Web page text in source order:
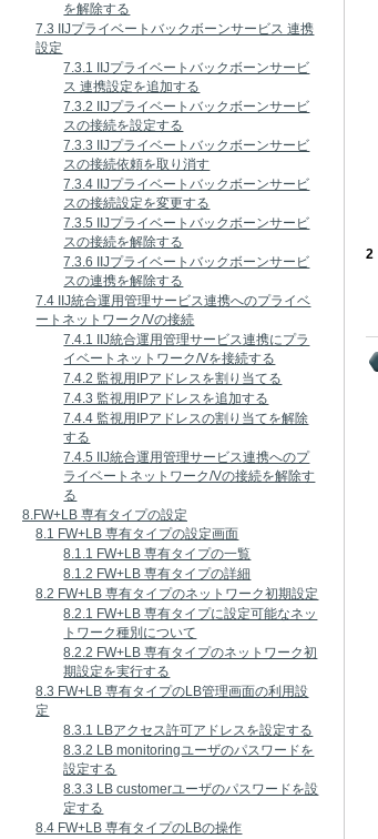
を解除する
7.3 IIJプライベートバックボーンサービス 連携
設定
7.3.1 IIJプライベートバックボーンサービ
ス 連携設定を追加する
7.3.2 IIJプライベートバックボーンサービ
スの接続を設定する
7.3.3 IIJプライベートバックボーンサービ
スの接続依頼を取り消す
7.3.4 IIJプライベートバックボーンサービ
スの接続設定を変更する
7.3.5 IIJプライベートバックボーンサービ
スの接続を解除する
7.3.6 IIJプライベートバックボーンサービ
スの連携を解除する
7.4 IIJ統合運用管理サービス連携へのプライベ
ートネットワーク/Vの接続
7.4.1 IIJ統合運用管理サービス連携にプラ
イベートネットワーク/Vを接続する
7.4.2 監視用IPアドレスを割り当てる
7.4.3 監視用IPアドレスを追加する
7.4.4 監視用IPアドレスの割り当てを解除
する
7.4.5 IIJ統合運用管理サービス連携へのプ
ライベートネットワーク/Vの接続を解除す
る
8.FW+LB 専有タイプの設定
8.1 FW+LB 専有タイプの設定画面
8.1.1 FW+LB 専有タイプの一覧
8.1.2 FW+LB 専有タイプの詳細
8.2 FW+LB 専有タイプのネットワーク初期設定
8.2.1 FW+LB 専有タイプに設定可能なネッ
トワーク種別について
8.2.2 FW+LB 専有タイプのネットワーク初
期設定を実行する
8.3 FW+LB 専有タイプのLB管理画面の利用設
定
8.3.1 LBアクセス許可アドレスを設定する
8.3.2 LB monitoringユーザのパスワードを
設定する
8.3.3 LB customerユーザのパスワードを設
定する
8.4 FW+LB 専有タイプのLBの操作
2